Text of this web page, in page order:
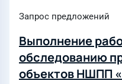
Запрос предложений
Выполнение
обследованию
объектов НШПП